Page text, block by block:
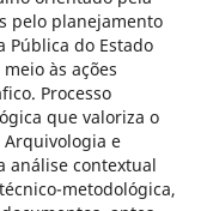
pelo planejamento
Pública do Estado
às ações
Processo
que valoriza o
e
análise contextual
metodológica,